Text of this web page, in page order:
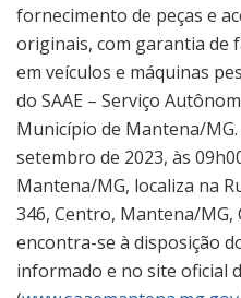
fornecimento de peças e
originais, com garantia de
em veículos e máquinas
do SAAE – Serviço
Município de Mantena/
setembro de 2023, às
Mantena/MG, localiza na
346, Centro, Mantena/MG,
encontra-se à disposição
informado e no site oficial